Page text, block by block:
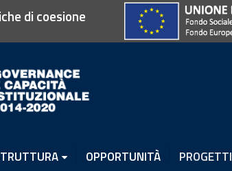
di coesione
OPPORTUNITÀ PROGETTI